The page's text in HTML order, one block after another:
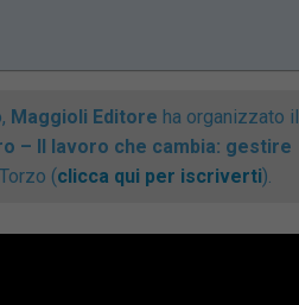
Maggioli Editore ha organizzato il
– Il lavoro che cambia: gestire
(clicca qui per iscriverti).